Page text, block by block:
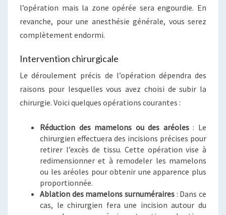
l’opération mais la zone opérée sera engourdie. En
revanche, pour une anesthésie générale, vous serez
complètement endormi.
Intervention chirurgicale
Le déroulement précis de l’opération dépendra des
raisons pour lesquelles vous avez choisi de subir la
chirurgie. Voici quelques opérations courantes :
Réduction des mamelons ou des aréoles: Le
chirurgien effectuera des incisions précises pour
retirer l’excès de tissu. Cette opération vise à
redimensionner et à remodeler les mamelons
ou les aréoles pour obtenir une apparence plus
proportionnée.
Ablation des mamelons surnuméraires : Dans ce
cas, le chirurgien fera une incision autour du